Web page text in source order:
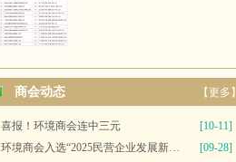
商会动态 【更多】
喜报！环境商会连中三元
[10-11]
环境商会入选“2025民营企业发展新质生产力系列典型案例”
[09-28]